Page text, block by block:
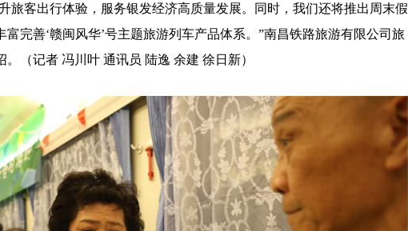
旅客出行体验，服务银发经济高质量发展。同时，我们还将推出周末假
富完善‘赣闽风华’号主题旅游列车产品体系。”南昌铁路旅游有限公司旅
（记者 冯川叶 通讯员 陆逸 余建 徐日新）